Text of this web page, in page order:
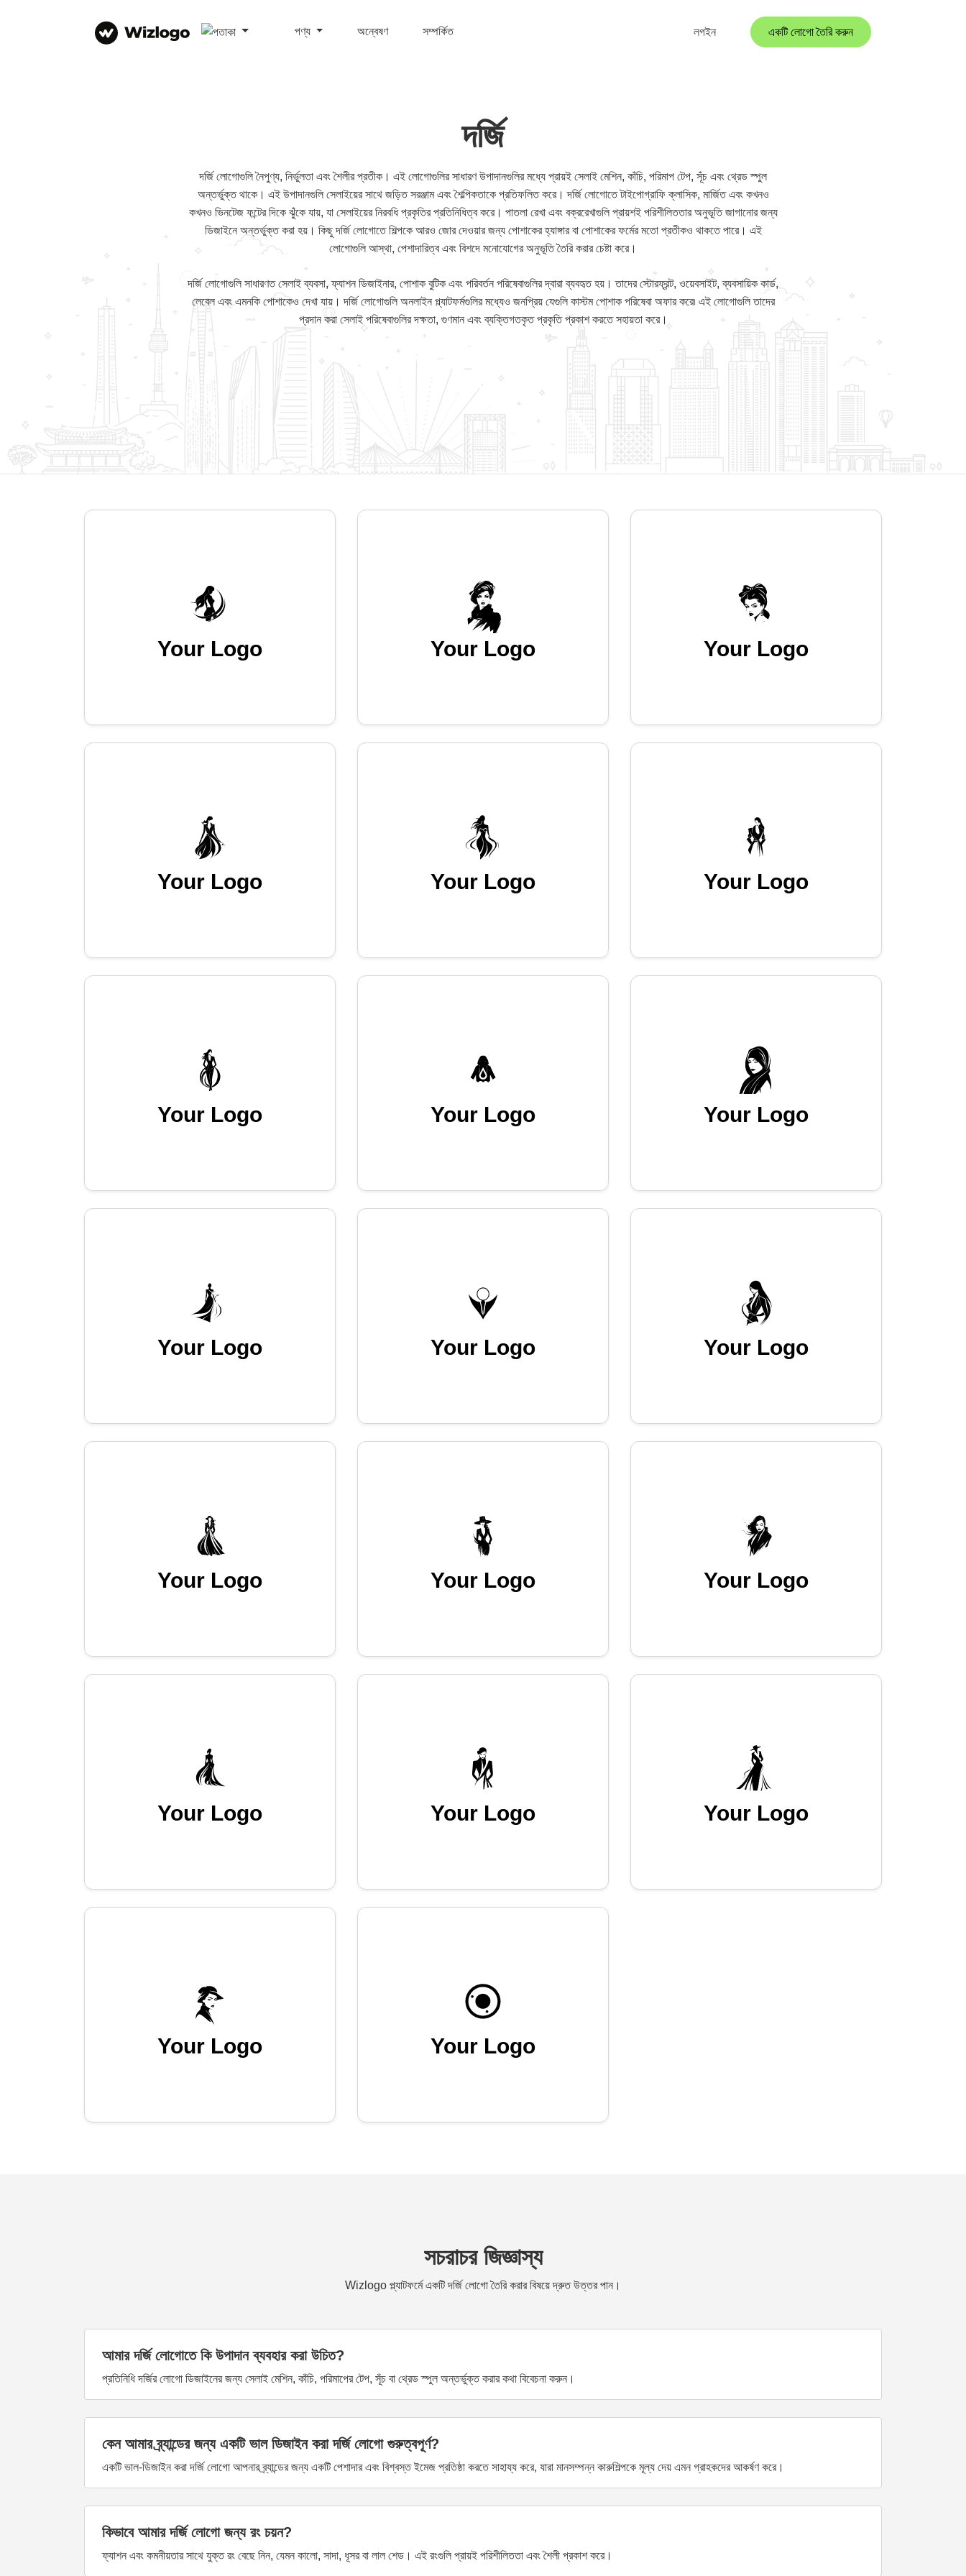
পণ্য অন্বেষণ সম্পর্কিত লগইন একটি লোগো তৈরি করুন
দর্জি
দর্জি লোগোগুলি নৈপুণ্য, নির্ভুলতা এবং শৈলীর প্রতীক। এই লোগোগুলির সাধারণ উপাদানগুলির মধ্যে প্রায়ই সেলাই মেশিন, কাঁচি, পরিমাপ টেপ, সূঁচ এবং থ্রেড স্পুল
অন্তর্ভুক্ত থাকে। এই উপাদানগুলি সেলাইয়ের সাথে জড়িত সরঞ্জাম এবং শৈল্পিকতাকে প্রতিফলিত করে। দর্জি লোগোতে টাইপোগ্রাফি ক্লাসিক, মার্জিত এবং কখনও
কখনও ভিনটেজ ফন্টের দিকে ঝুঁকে যায়, যা সেলাইয়ের নিরবধি প্রকৃতির প্রতিনিধিত্ব করে। পাতলা রেখা এবং বক্ররেখাগুলি প্রায়শই পরিশীলিততার অনুভূতি জাগানোর জন্য
ডিজাইনে অন্তর্ভুক্ত করা হয়। কিছু দর্জি লোগোতে শিল্পকে আরও জোর দেওয়ার জন্য পোশাকের হ্যাঙ্গার বা পোশাকের ফর্মের মতো প্রতীকও থাকতে পারে। এই
লোগোগুলি আস্থা, পেশাদারিত্ব এবং বিশদে মনোযোগের অনুভূতি তৈরি করার চেষ্টা করে।
দর্জি লোগোগুলি সাধারণত সেলাই ব্যবসা, ফ্যাশন ডিজাইনার, পোশাক বুটিক এবং পরিবর্তন পরিষেবাগুলির দ্বারা ব্যবহৃত হয়। তাদের স্টোরফ্রন্ট, ওয়েবসাইট, ব্যবসায়িক কার্ড,
লেবেল এবং এমনকি পোশাকেও দেখা যায়। দর্জি লোগোগুলি অনলাইন প্ল্যাটফর্মগুলির মধ্যেও জনপ্রিয় যেগুলি কাস্টম পোশাক পরিষেবা অফার করে৷ এই লোগোগুলি তাদের
প্রদান করা সেলাই পরিষেবাগুলির দক্ষতা, গুণমান এবং ব্যক্তিগতকৃত প্রকৃতি প্রকাশ করতে সহায়তা করে।
Your Logo Your Logo Your Logo
Your Logo Your Logo Your Logo
Your Logo Your Logo Your Logo
Your Logo Your Logo Your Logo
Your Logo Your Logo Your Logo
Your Logo Your Logo Your Logo
Your Logo Your Logo
সচরাচর জিজ্ঞাস্য
Wizlogo প্ল্যাটফর্মে একটি দর্জি লোগো তৈরি করার বিষয়ে দ্রুত উত্তর পান।
আমার দর্জি লোগোতে কি উপাদান ব্যবহার করা উচিত?
প্রতিনিধি দর্জির লোগো ডিজাইনের জন্য সেলাই মেশিন, কাঁচি, পরিমাপের টেপ, সূঁচ বা থ্রেড স্পুল অন্তর্ভুক্ত করার কথা বিবেচনা করুন।
কেন আমার ব্র্যান্ডের জন্য একটি ভাল ডিজাইন করা দর্জি লোগো গুরুত্বপূর্ণ?
একটি ভাল-ডিজাইন করা দর্জি লোগো আপনার ব্র্যান্ডের জন্য একটি পেশাদার এবং বিশ্বস্ত ইমেজ প্রতিষ্ঠা করতে সাহায্য করে, যারা মানসম্পন্ন কারুশিল্পকে মূল্য দেয় এমন গ্রাহকদের আকর্ষণ করে।
কিভাবে আমার দর্জি লোগো জন্য রং চয়ন?
ফ্যাশন এবং কমনীয়তার সাথে যুক্ত রং বেছে নিন, যেমন কালো, সাদা, ধূসর বা লাল শেড। এই রংগুলি প্রায়ই পরিশীলিততা এবং শৈলী প্রকাশ করে।